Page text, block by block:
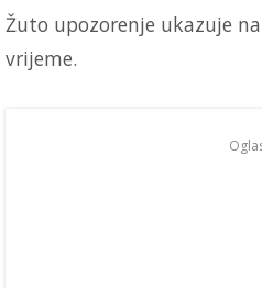
Žuto upozorenje ukazuje
vrijeme.